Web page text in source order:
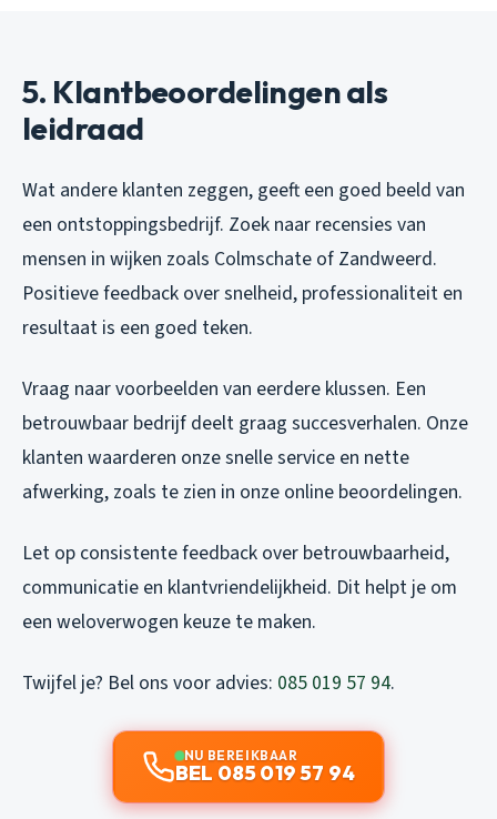
5. Klantbeoordelingen als
leidraad
Wat andere klanten zeggen, geeft een goed beeld van
een ontstoppingsbedrijf. Zoek naar recensies van
mensen in wijken zoals Colmschate of Zandweerd.
Positieve feedback over snelheid, professionaliteit en
resultaat is een goed teken.
Vraag naar voorbeelden van eerdere klussen. Een
betrouwbaar bedrijf deelt graag succesverhalen. Onze
klanten waarderen onze snelle service en nette
afwerking, zoals te zien in onze online beoordelingen.
Let op consistente feedback over betrouwbaarheid,
communicatie en klantvriendelijkheid. Dit helpt je om
een weloverwogen keuze te maken.
Twijfel je? Bel ons voor advies: 085 019 57 94.
NU BEREIKBAAR
BEL 085 019 57 94